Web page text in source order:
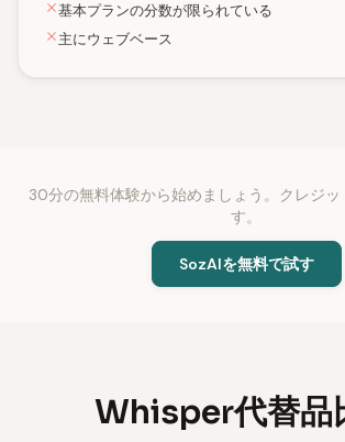
基本プランの分数が限られている
主にウェブベース
30分の無料体験から始めましょう。クレジ
す。
SozAIを無料で試す
Whisper代替品